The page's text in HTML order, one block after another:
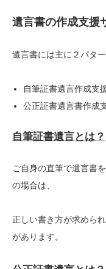
遺言書の作成支援
遺言書には主に２パタ
自筆証書遺言作成支
公正証書遺言書作成
自筆証書遺言とは？
ご自身の直筆で遺言書
の場合は、
正しい書き方が求めら
があります。